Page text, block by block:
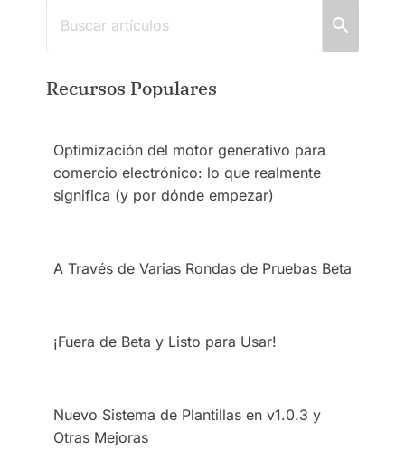
Recursos Populares
Optimización del motor generativo para
comercio electrónico: lo que realmente
significa (y por dónde empezar)
A Través de Varias Rondas de Pruebas Beta
¡Fuera de Beta y Listo para Usar!
Nuevo Sistema de Plantillas en v1.0.3 y
Otras Mejoras